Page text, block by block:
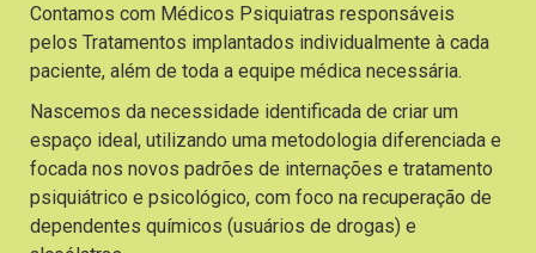
Contamos com Médicos Psiquiatras responsáveis
pelos Tratamentos implantados individualmente à cada
paciente, além de toda a equipe médica necessária.
Nascemos da necessidade identificada de criar um
espaço ideal, utilizando uma metodologia diferenciada e
focada nos novos padrões de internações e tratamento
psiquiátrico e psicológico, com foco na recuperação de
dependentes químicos (usuários de drogas) e